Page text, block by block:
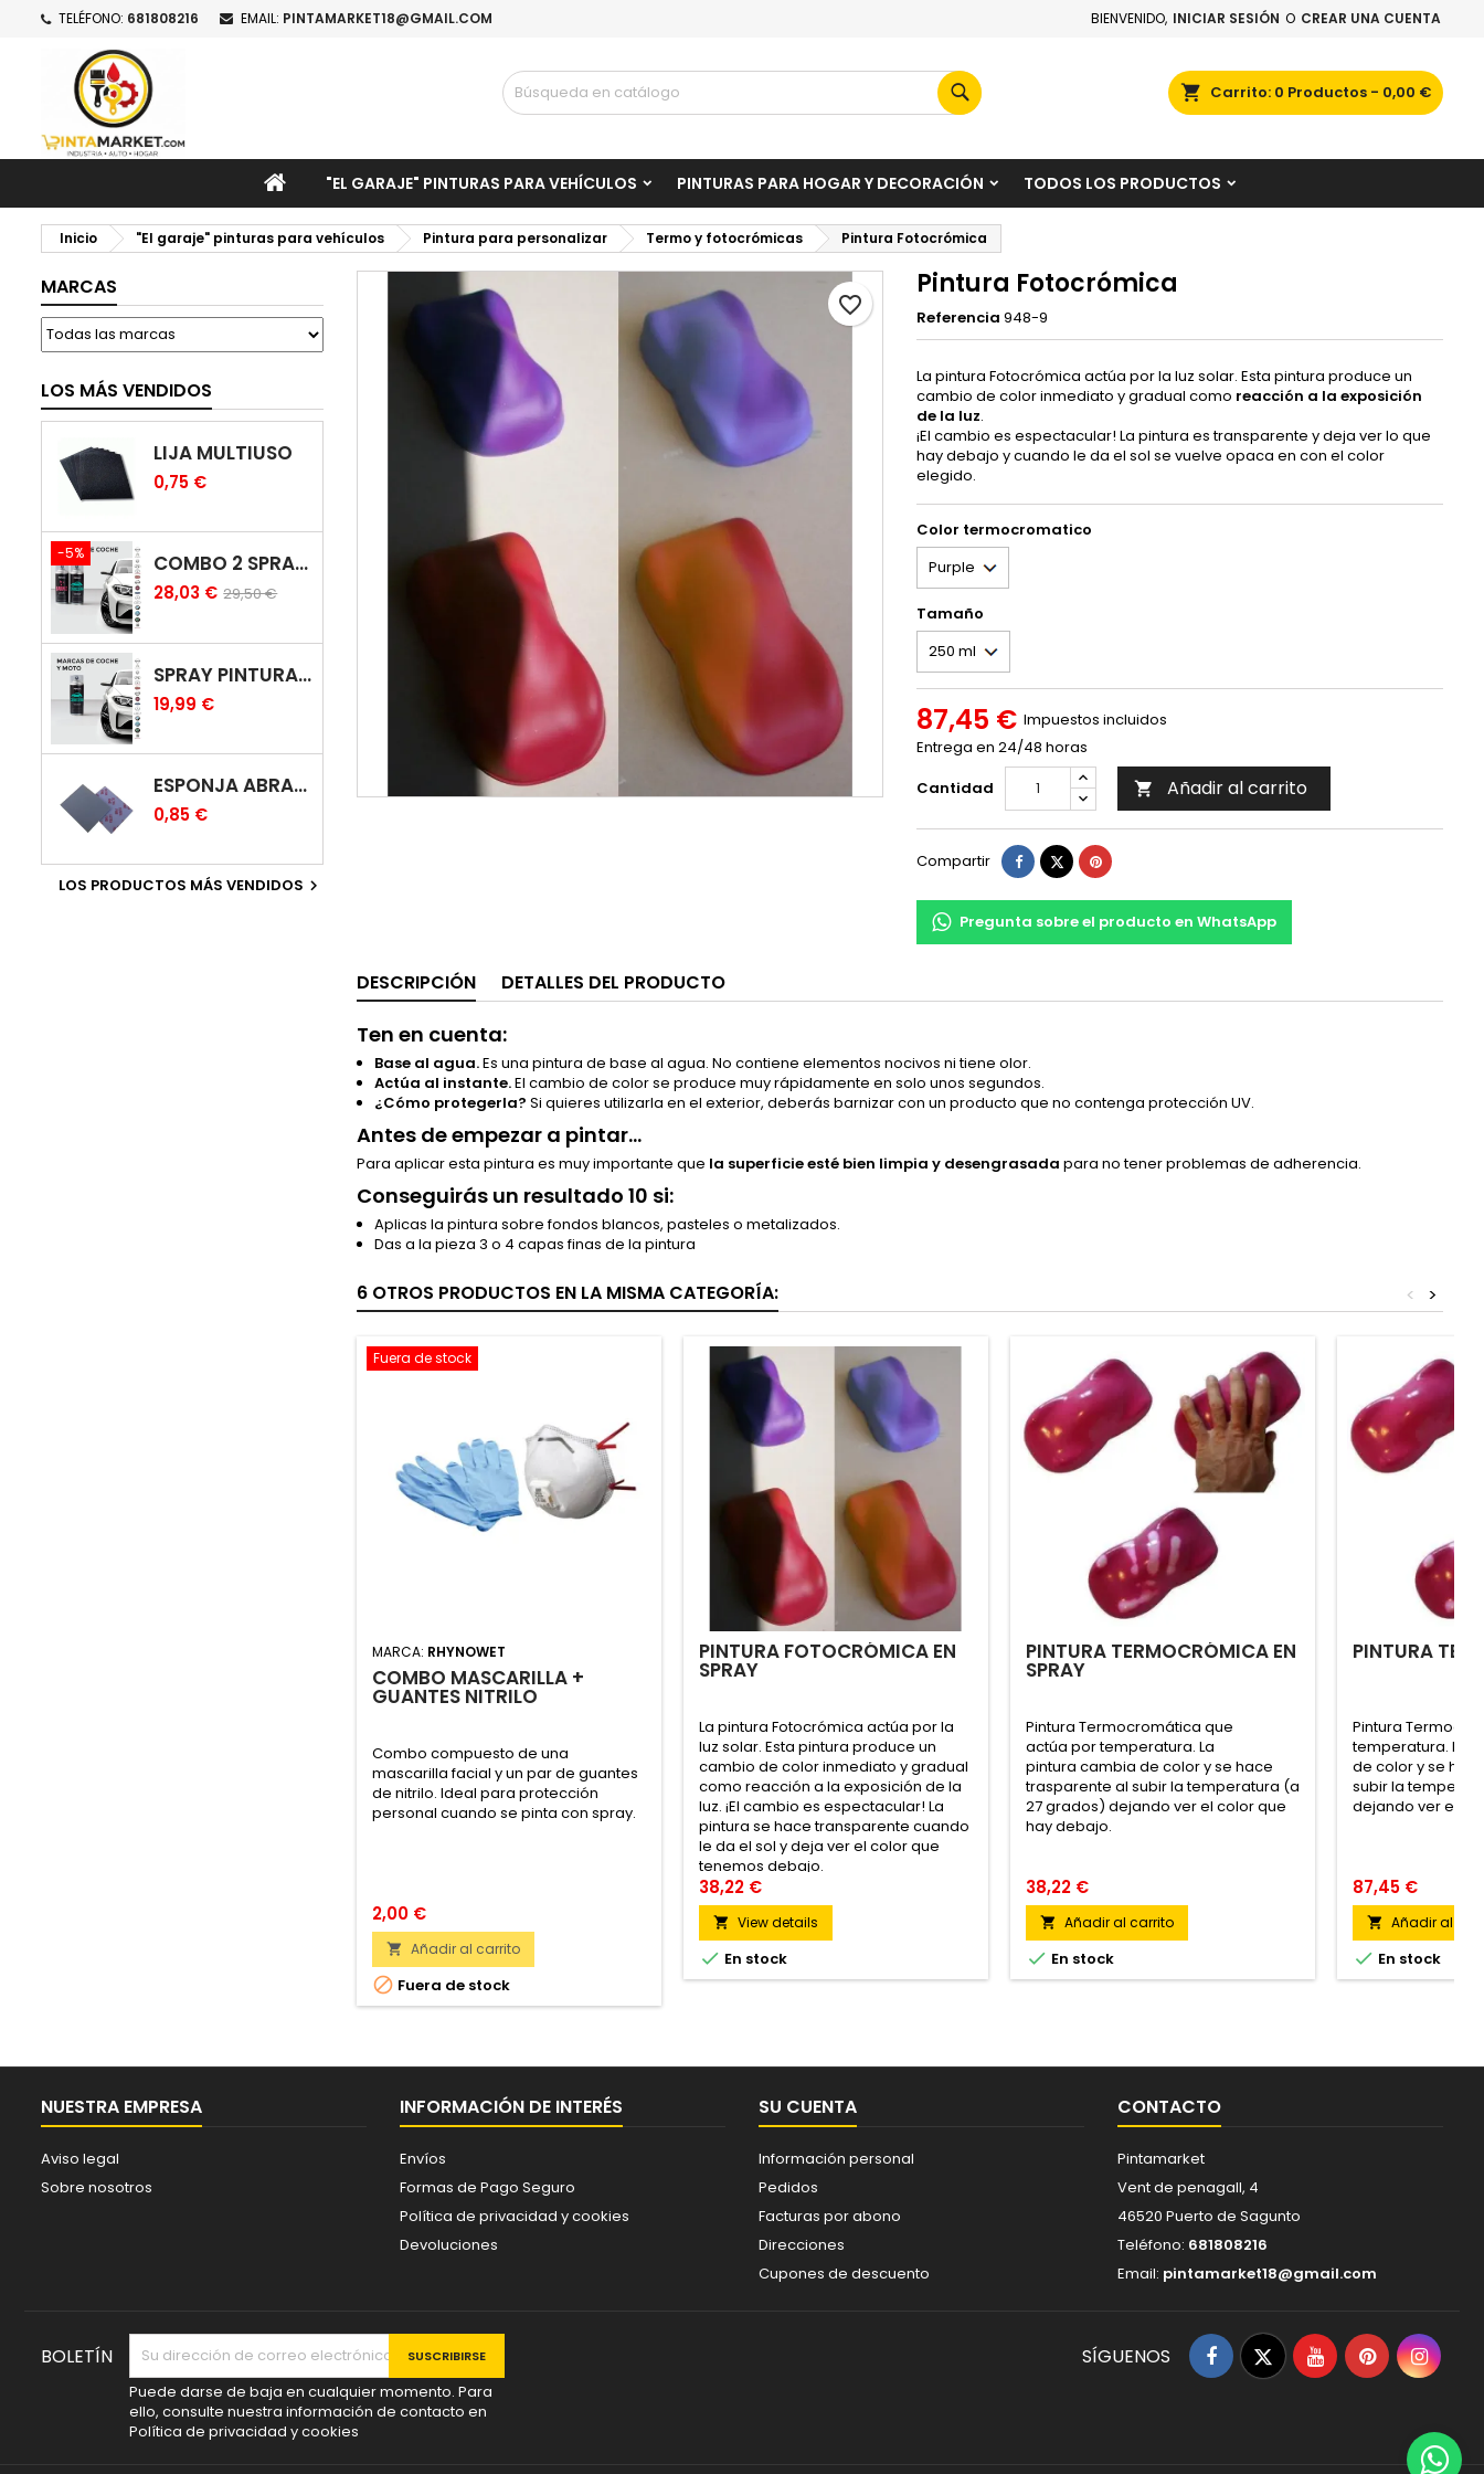
TELÉFONO: 681808216 EMAIL: PINTAMARKET18@GMAIL.COM BIENVENIDO, INICIAR SESIÓN O CREAR UNA CUENTA
Carrito 0 Productos - 0,00 €
Buscar
INICIO"EL GARAJE" PINTURAS PARA VEHÍCULOS PINTURAS PARA HOGAR Y DECORACIÓN TODOS LOS PRODUCTOS
Inicio "El garaje" pinturas para vehículos Pintura para personalizar Termo y fotocrómicas Pintura Fotocrómica
MARCAS
LOS MÁS VENDIDOS
LIJA MULTIUSO
0,75 €
-5% COMBO 2 SPRAY: PINTURA COCHE + BARNIZ CARROCERÍA
28,03 € 29,50 €
SPRAY PINTURA COCHES COLOR ORIGINAL (BICAPA)
19,99 €
ESPONJA ABRASIVA
0,85 €
LOS PRODUCTOS MÁS VENDIDOS 
Pintura Fotocrómica
Referencia 948-9
La pintura Fotocrómica actúa por la luz solar. Esta pintura produce un
cambio de color inmediato y gradual como reacción a la exposición
de la luz.
¡El cambio es espectacular! La pintura es transparente y deja ver lo que
hay debajo y cuando le da el sol se vuelve opaca en con el color
elegido.
Color termocromatico
Tamaño
87,45 € Impuestos incluidos
Entrega en 24/48 horas
Cantidad
 Añadir al carrito
favorite_border
Compartir Compartir
TuitearPinterest
Pregunta sobre el producto en WhatsApp
DESCRIPCIÓN DETALLES DEL PRODUCTO
Ten en cuenta:
Base al agua.Es una pintura de base al agua. No contiene elementos nocivos ni tiene olor.
Actúa al instante.El cambio de color se produce muy rápidamente en solo unos segundos.
¿Cómo protegerla? Si quieres utilizarla en el exterior, deberás barnizar con un producto que no contenga protección UV.
Antes de empezar a pintar...
Para aplicar esta pintura es muy importante que la superficie esté bien limpia y desengrasada para no tener problemas de adherencia.
Conseguirás un resultado 10 si:
Aplicas la pintura sobre fondos blancos, pasteles o metalizados.
Das a la pieza 3 o 4 capas finas de la pintura
6 OTROS PRODUCTOS EN LA MISMA CATEGORÍA: >
<
Fuera de stock
MARCA: RHYNOWET
COMBO MASCARILLA +
GUANTES NITRILO
Combo compuesto de una
mascarilla facial y un par de guantes
de nitrilo. Ideal para protección
personal cuando se pinta con spray.
2,00 €
 Añadir al carrito
 Fuera de stock
PINTURA FOTOCRÓMICA EN
SPRAY
La pintura Fotocrómica actúa por la
luz solar. Esta pintura produce un
cambio de color inmediato y gradual
como reacción a la exposición de la
luz. ¡El cambio es espectacular! La
pintura se hace transparente cuando
le da el sol y deja ver el color que
tenemos debajo.
38,22 €
 View details
 En stock
PINTURA TERMOCRÓMICA EN
SPRAY
Pintura Termocromática que
actúa por temperatura. La
pintura cambia de color y se hace
trasparente al subir la temperatura (a
27 grados) dejando ver el color que
hay debajo.
38,22 €
 Añadir al carrito
 En stock
PINTURA
Pintura
temperatura. La
de color y se
subir la
dejando ver el
87,45 €
 Añadir al
 En stock
NUESTRA EMPRESA
Aviso legal
Sobre nosotros
INFORMACIÓN DE INTERÉS
Envíos
Formas de Pago Seguro
Política de privacidad y cookies
Devoluciones
SU CUENTA
Información personal
Pedidos
Facturas por abono
Direcciones
Cupones de descuento
CONTACTO
Pintamarket
Vent de penagall, 4
46520 Puerto de Sagunto
Teléfono: 681808216
Email: pintamarket18@gmail.com
Mi lista de deseos
Crear nueva lista
Crear lista de deseos
Cancelar Crear lista de deseos
Iniciar sesión
Debe iniciar sesión para guardar productos en su lista de deseos.
Cancelar Iniciar sesión
BOLETÍN
Puede darse de baja en cualquier momento. Para
ello, consulte nuestra información de contacto en
Política de privacidad y cookies
Facebook
TwitterYouTubePinterest
SÍGUENOS